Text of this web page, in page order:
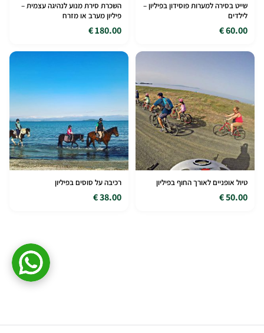
שייט בסירה למערות פוסידון בפיליון –
לילדים
60.00 €
השכרת סירת מנוע לנהיגה עצמית –
פיליון מערב או מזרח
180.00 €
טיול אופניים לאורך החוף בפיליון
50.00 €
רכיבה על סוסים בפיליון
38.00 €